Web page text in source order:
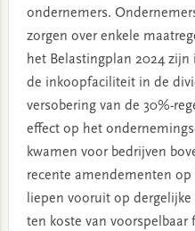
ondernemers.
zorgen over enkele
het Belastingplan 2024 zijn
de inkoopfaciliteit in de
versobering van de 30%-
effect op het
kwamen voor bedrijven
recente amendementen
liepen vooruit op dergelijke
ten koste van voorspelbaar